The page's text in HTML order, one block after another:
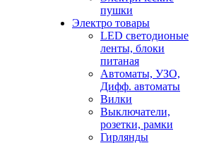
пушки
Электро товары
LED светодионые
ленты, блоки
питаная
Автоматы, УЗО,
Дифф. автоматы
Вилки
Выключатели,
розетки, рамки
Гирлянды